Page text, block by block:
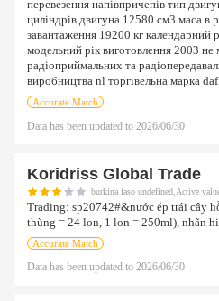
перевезення напівпричепів тип
циліндрів двигуна 12580 см3 маса в
завантаження 19200 кг календарний
модельний рік виготовлення 2003 не
радіоприймальних та
виробництва nl торгівельна марка daf
Accurate Match
Data has been updated to 2026/06/30
Koridriss Global Trade
burkina faso undefined,Active
Trading: sp20742#&nước ép trái cây
thùng = 24 lon, 1 lon = 250ml), nhãn
Accurate Match
Data has been updated to 2026/06/30